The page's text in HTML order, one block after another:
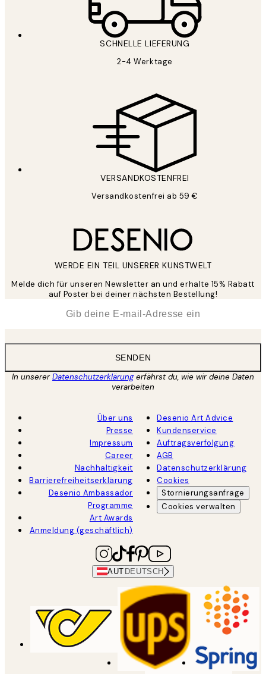
SCHNELLE LIEFERUNG
2-4 Werktage
VERSANDKOSTENFREI
Versandkostenfrei ab 59 €
WERDE EIN TEIL UNSERER KUNSTWELT
Melde dich für unseren Newsletter an und erhalte 15% Rabatt
auf Poster bei deiner nächsten Bestellung!
SENDEN
In unsererDatenschutzerklärungerfährst du, wie wir deine Daten
verarbeiten
Über uns
Presse
Impressum
Career
Nachhaltigkeit
Barrierefreiheitserklärung
Desenio Ambassador
Programme
Art Awards
Anmeldung (geschäftlich)
Desenio Art Advice
Kundenservice
Auftragsverfolgung
AGB
Datenschutzerklärung
Cookies
Stornierungsanfrage
Cookies verwalten
AUT DEUTSCH